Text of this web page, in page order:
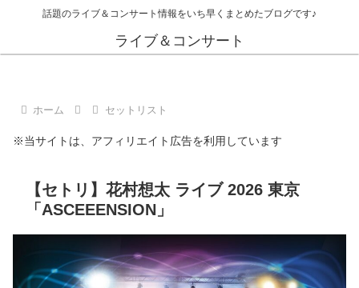
話題のライブ＆コンサート情報をいち早くまとめたブログです♪
ライブ＆コンサート
ホーム セットリスト
※当サイトは、アフィリエイト広告を利用しています
【セトリ】花村想太 ライブ 2026 東京
「ASCEEENSION」